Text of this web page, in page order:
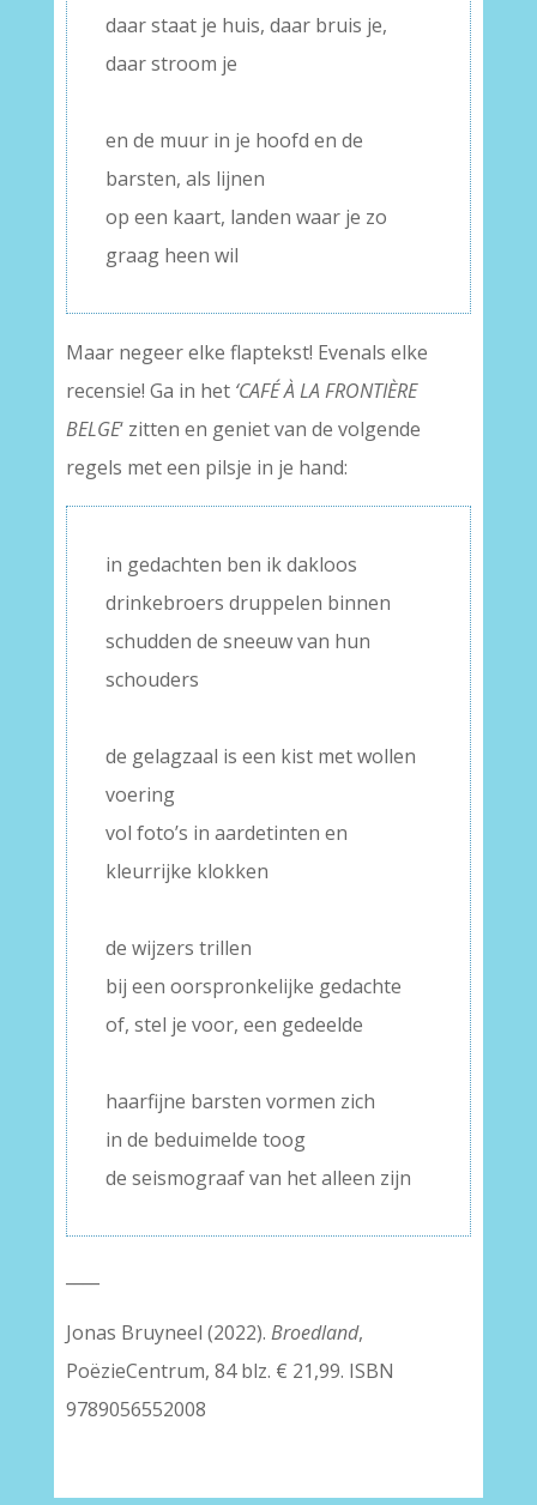
daar staat je huis, daar bruis je,
daar stroom je
en de muur in je hoofd en de
barsten, als lijnen
op een kaart, landen waar je zo
graag heen wil
Maar negeer elke flaptekst! Evenals elke
recensie! Ga in het ‘CAFÉ À LA FRONTIÈRE
BELGE‘ zitten en geniet van de volgende
regels met een pilsje in je hand:
in gedachten ben ik dakloos
drinkebroers druppelen binnen
schudden de sneeuw van hun
schouders
de gelagzaal is een kist met wollen
voering
vol foto’s in aardetinten en
kleurrijke klokken
de wijzers trillen
bij een oorspronkelijke gedachte
of, stel je voor, een gedeelde
haarfijne barsten vormen zich
in de beduimelde toog
de seismograaf van het alleen zijn
Jonas Bruyneel (2022). Broedland,
PoëzieCentrum, 84 blz. € 21,99. ISBN
9789056552008